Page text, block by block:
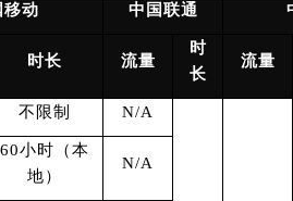
移动 中国联通
时长 流量
时
长
流量
不限制 N/A
60小时（本
地）
N/A